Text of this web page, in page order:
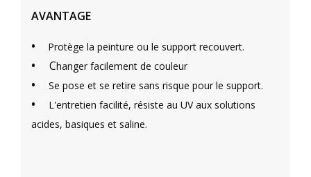
AVANTAGE
• Protège la peinture ou le support recouvert.
• Changer facilement de couleur
• Se pose et se retire sans risque pour le support.
•
L'entretien facilité, résiste au UV aux solutions
acides, basiques et saline.